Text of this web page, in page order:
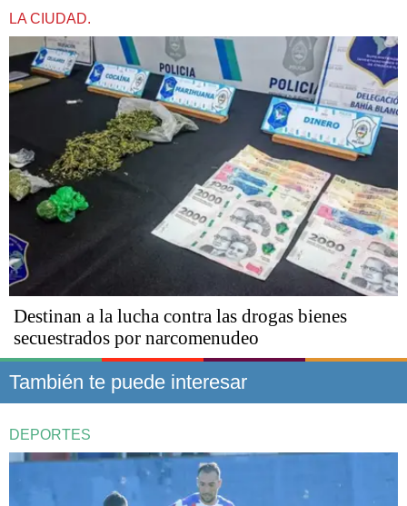
LA CIUDAD.
Destinan a la lucha contra las drogas bienes
secuestrados por narcomenudeo
También te puede interesar
DEPORTES